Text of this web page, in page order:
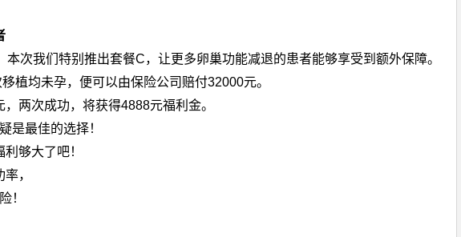
次我们特别推出套餐C，让更多卵巢功能减退的患者能够享受到额外保障。
植均未孕，便可以由保险公司赔付32000元。
两次成功，将获得4888元福利金。
是最佳的选择！
够大了吧！
，
！